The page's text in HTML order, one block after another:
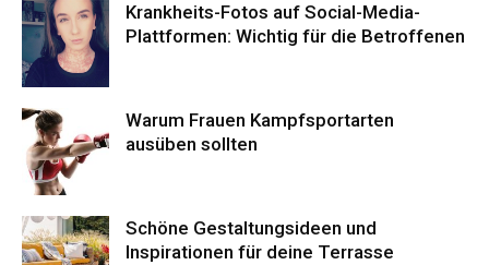
Krankheits-Fotos auf Social-Media-
Plattformen: Wichtig für die Betroffenen
Warum Frauen Kampfsportarten
ausüben sollten
Schöne Gestaltungsideen und
Inspirationen für deine Terrasse